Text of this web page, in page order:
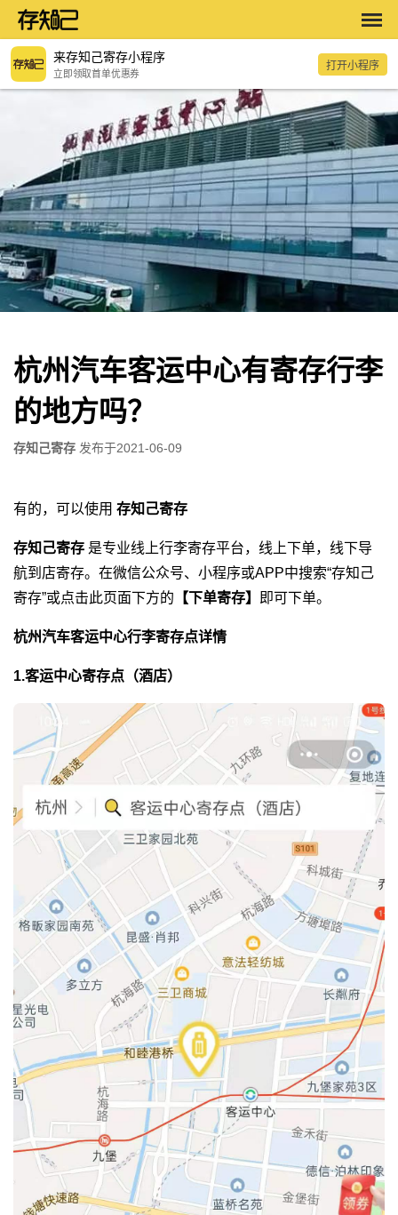
来存知己寄存小程序
立即领取首单优惠券
打开小程序
杭州汽车客运中心有寄存行李
的地方吗？
存知己寄存 发布于2021-06-09
有的，可以使用 存知己寄存
存知己寄存 是专业线上行李寄存平台，线上下单，线下导
航到店寄存。在微信公众号、小程序或APP中搜索“存知己
寄存”或点击此页面下方的 【下单寄存】 即可下单。
杭州汽车客运中心行李寄存点详情
1.客运中心寄存点（酒店）